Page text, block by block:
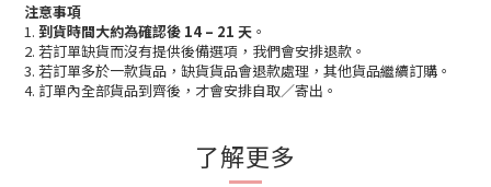
注意事項
1. 到貨時間大約為確認後 14 – 21 天 。
2. 若訂單缺貨而沒有提供後備選項，我們會安排退款。
3. 若訂單多於一款貨品，缺貨貨品會退款處理，其他貨品繼續訂購。
4. 訂單內全部貨品到齊後，才會安排自取／寄出。
了解更多